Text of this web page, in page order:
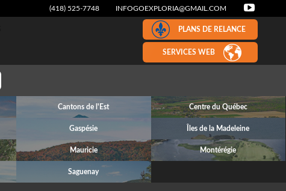
(418) 525-7748 INFOGOEXPLORIA@GMAIL.COM
PLANS DE RELANCE
SERVICES WEB
Cantons de l'Est Centre du Québec
Gaspésie Îles de la Madeleine
Mauricie Montérégie
Saguenay